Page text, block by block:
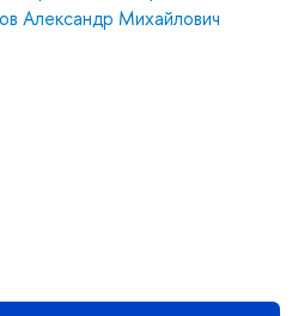
Александр Михайлович